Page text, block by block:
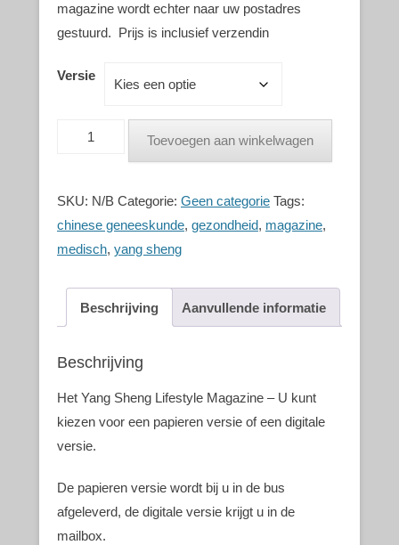
magazine wordt echter naar uw postadres
gestuurd. Prijs is inclusief verzendin
Versie
Toevoegen aan winkelwagen
SKU: N/B Categorie: Geen categorie Tags:
chinese geneeskunde, gezondheid, magazine,
medisch, yang sheng
Beschrijving Aanvullende informatie
Beschrijving
Het Yang Sheng Lifestyle Magazine – U kunt
kiezen voor een papieren versie of een digitale
versie.
De papieren versie wordt bij u in de bus
afgeleverd, de digitale versie krijgt u in de
mailbox.